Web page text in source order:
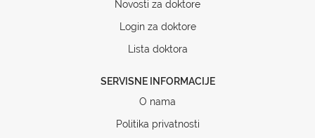
Novosti za doktore
Login za doktore
Lista doktora
SERVISNE INFORMACIJE
O nama
Politika privatnosti